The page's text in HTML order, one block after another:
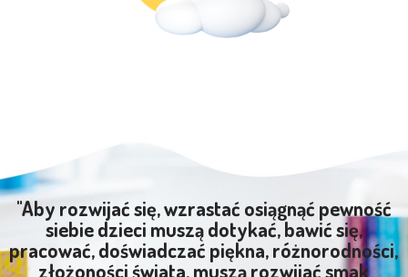
"Aby rozwijać się, wzrastać osiągnąć pewność
siebie dzieci muszą dotykać, bawić się,
pracować, doświadczać piękna, różnorodności,
złożoności świata, muszą rozwijać smak